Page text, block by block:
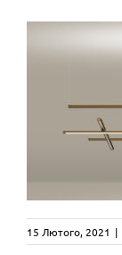
15 Лютого, 2021 |